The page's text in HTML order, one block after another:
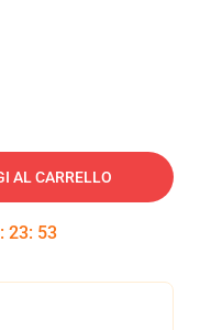
AL CARRELLO
: 23: 53